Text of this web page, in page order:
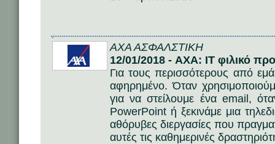
AΧΑ ΑΣΦΑΛΣΤΙΚΗ
12/01/2018 - AXA: ΙΤ φιλικό
Για τους περισσότερους από
αφηρημένο. Όταν
για να στείλουμε ένα email,
PowerPoint ή ξεκινάμε μια
αθόρυβες διεργασίες που
αυτές τις καθημερινές